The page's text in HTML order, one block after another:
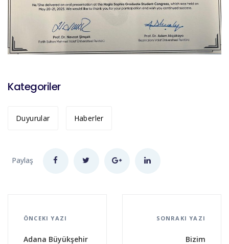
Kategoriler
Duyurular Haberler
Paylaş
ÖNCEKI YAZI
Adana Büyükşehir
SONRAKI YAZI
Bizim